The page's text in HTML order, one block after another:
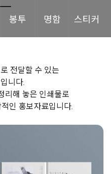
봉투 명함 스티커
전달할 수 있는
니다.
리해 놓은 인쇄물로
인 홍보자료입니다.